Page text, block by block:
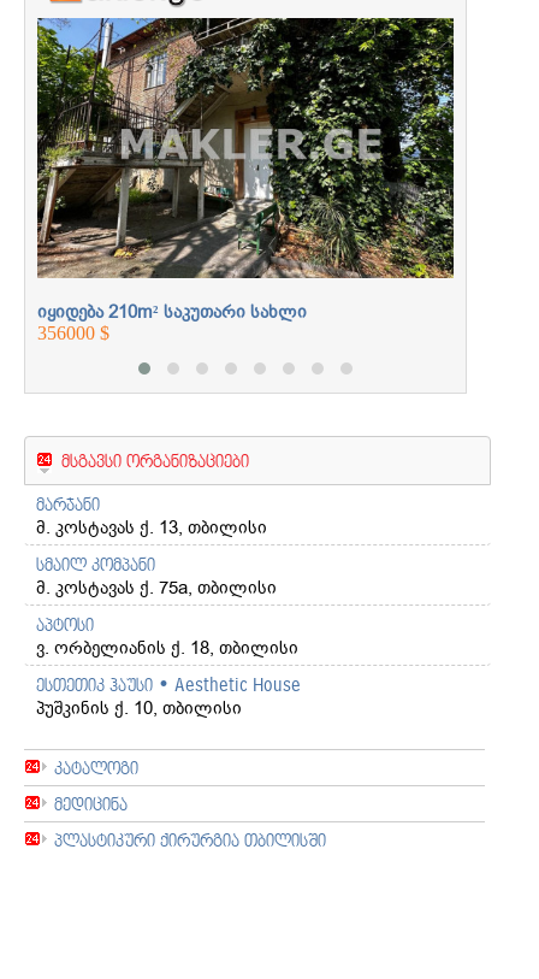
უძრავი ქონება
პროფესიონალებთან
ერთად
იყიდება 210m² საკუთარი სახლი
356000 $
მსგავსი ორგანიზაციები
მარჯანი
მ. კოსტავას ქ. 13, თბილისი
სმაილ კომპანი
მ. კოსტავას ქ. 75a, თბილისი
აპტოსი
ვ. ორბელიანის ქ. 18, თბილისი
ესთეთიკ ჰაუსი • Aesthetic House
პუშკინის ქ. 10, თბილისი
კატალოგი
მედიცინა
პლასტიკური ქირურგია თბილისში